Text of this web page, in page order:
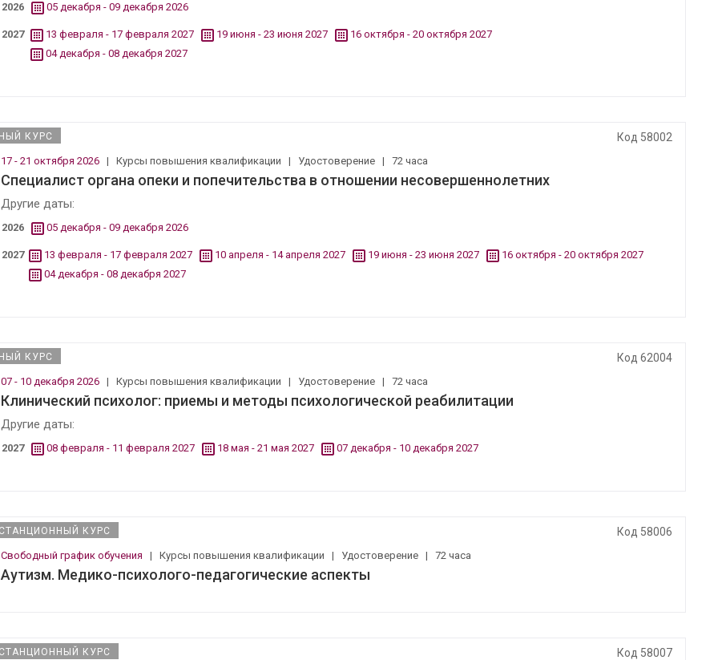
2026 05 декабря - 09 декабря 2026
2027 13 февраля - 17 февраля 2027 19 июня - 23 июня 2027
16 октября - 20 октября 2027
04 декабря - 08 декабря 2027
КУРС Код 58002
17 - 21 октября 2026 |Курсы повышения квалификации | Удостоверение |72 часа
Специалист органа опеки и попечительства в отношении несовершеннолетних
Другие даты:
2026 05 декабря - 09 декабря 2026
2027 13 февраля - 17 февраля 2027 10 апреля - 14 апреля 2027 19 июня - 23 июня 2027
16 октября - 20 октября 2027
04 декабря - 08 декабря 2027
КУРС Код 62004
07 - 10 декабря 2026 |Курсы повышения квалификации | Удостоверение |72 часа
Клинический психолог: приемы и методы психологической реабилитации
Другие даты:
2027 08 февраля - 11 февраля 2027 18 мая - 21 мая 2027 07 декабря - 10 декабря 2027
КУРС Код 58006
Свободный график обучения |Курсы повышения квалификации | Удостоверение |72 часа
Аутизм. Медико-психолого-педагогические аспекты
КУРС Код 58007